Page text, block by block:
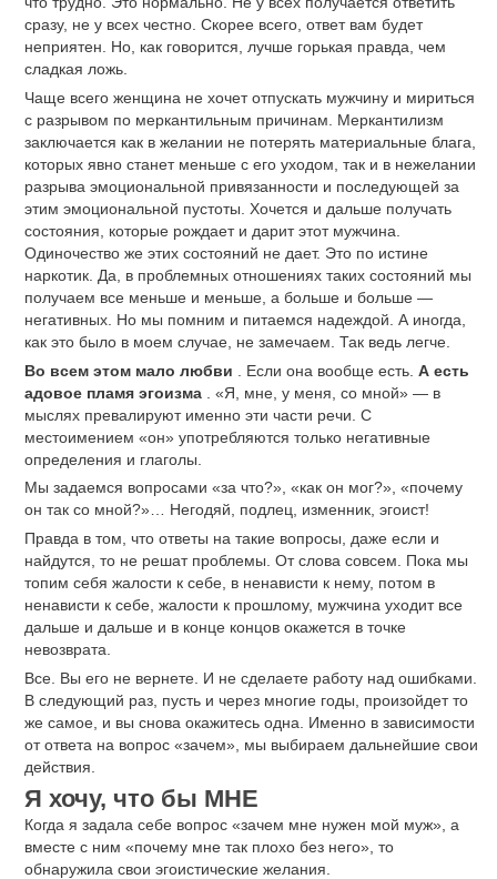
сразу, не у всех честно. Скорее всего, ответ вам будет
неприятен. Но, как говорится, лучше горькая правда, чем
сладкая ложь.
Чаще всего женщина не хочет отпускать мужчину и мириться
с разрывом по меркантильным причинам. Меркантилизм
заключается как в желании не потерять материальные блага,
которых явно станет меньше с его уходом, так и в нежелании
разрыва эмоциональной привязанности и последующей за
этим эмоциональной пустоты. Хочется и дальше получать
состояния, которые рождает и дарит этот мужчина.
Одиночество же этих состояний не дает. Это по истине
наркотик. Да, в проблемных отношениях таких состояний мы
получаем все меньше и меньше, а больше и больше —
негативных. Но мы помним и питаемся надеждой. А иногда,
как это было в моем случае, не замечаем. Так ведь легче.
Во всем этом мало любви
. Если она вообще есть. А есть
адовое пламя эгоизма
. «Я, мне, у меня, со мной» — в
мыслях превалируют именно эти части речи. С
местоимением «он» употребляются только негативные
определения и глаголы.
Мы задаемся вопросами «за что?», «как он мог?», «почему
он так со мной?»… Негодяй, подлец, изменник, эгоист!
Правда в том, что ответы на такие вопросы, даже если и
найдутся, то не решат проблемы. От слова совсем. Пока мы
топим себя жалости к себе, в ненависти к нему, потом в
ненависти к себе, жалости к прошлому, мужчина уходит все
дальше и дальше и в конце концов окажется в точке
невозврата.
Все. Вы его не вернете. И не сделаете работу над ошибками.
В следующий раз, пусть и через многие годы, произойдет то
же самое, и вы снова окажитесь одна. Именно в зависимости
от ответа на вопрос «зачем», мы выбираем дальнейшие свои
действия.
Я хочу, что бы МНЕ
Когда я задала себе вопрос «зачем мне нужен мой муж», а
вместе с ним «почему мне так плохо без него», то
обнаружила свои эгоистические желания.